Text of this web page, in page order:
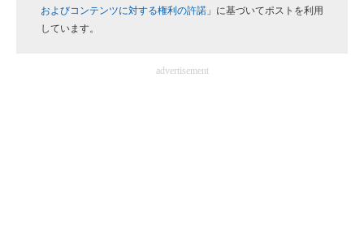
およびコンテンツに対する権利の許諾 」に基づいてポストを利用
しています。
advertisement